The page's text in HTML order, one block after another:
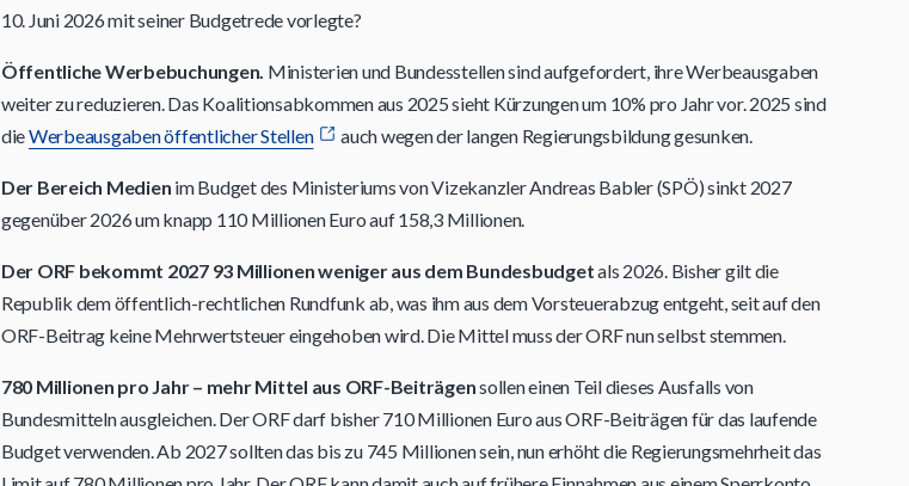
10. Juni 2026 mit seiner Budgetrede vorlegte?
Öffentliche Werbebuchungen. Ministerien und Bundesstellen sind aufgefordert, ihre Werbeausgaben
weiter zu reduzieren. Das Koalitionsabkommen aus 2025 sieht Kürzungen um 10% pro Jahr vor. 2025 sind
dieWerbeausgaben öffentlicher Stellen auch wegen der langen Regierungsbildung gesunken.
Der Bereich Medien im Budget des Ministeriums von Vizekanzler Andreas Babler (SPÖ) sinkt 2027
gegenüber 2026 um knapp 110 Millionen Euro auf 158,3 Millionen.
Der ORF bekommt 2027 93 Millionen weniger aus dem Bundesbudgetals 2026. Bisher gilt die
Republik dem öffentlich-rechtlichen Rundfunk ab, was ihm aus dem Vorsteuerabzug entgeht, seit auf den
ORF-Beitrag keine Mehrwertsteuer eingehoben wird. Die Mittel muss der ORF nun selbst stemmen.
780 Millionen pro Jahr – mehr Mittel aus ORF-Beiträgensollen einen Teil dieses Ausfalls von
Bundesmitteln ausgleichen. Der ORF darf bisher 710 Millionen Euro aus ORF-Beiträgen für das laufende
Budget verwenden. Ab 2027 sollten das bis zu 745 Millionen sein, nun erhöht die Regierungsmehrheit das